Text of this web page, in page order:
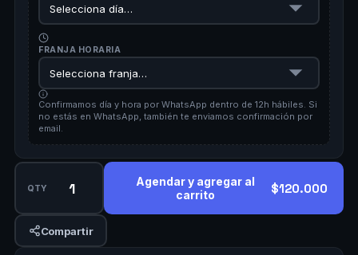
FRANJA HORARIA
Confirmamos día y hora por WhatsApp dentro de 12h hábiles. Si
no estás en WhatsApp, también te enviamos confirmación por
email.
QTY
Agendar y agregar al
carrito
$120.000
Compartir